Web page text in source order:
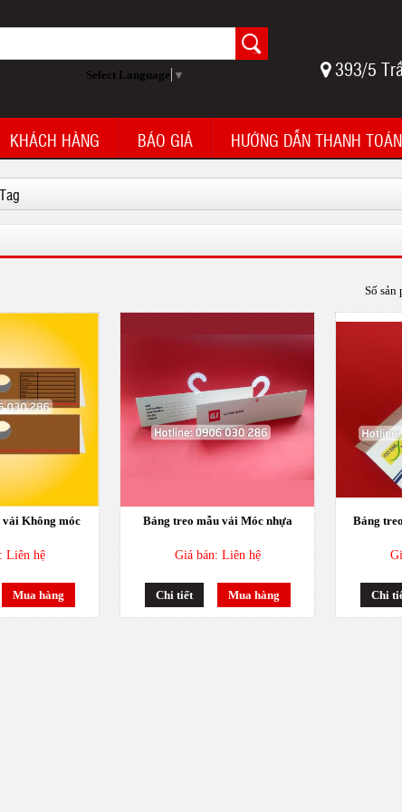
Select Language ▼
393/5
KHÁCH HÀNG BÁO GIÁ HƯỚNG DẪN THANH TOÁN
Tag
Số sản
Không móc
Liên hệ
Mua hàng
Bảng treo mẫu vải Móc nhựa
Giá bán: Liên hệ
Chi tiết Mua hàng
Bảng
Chi